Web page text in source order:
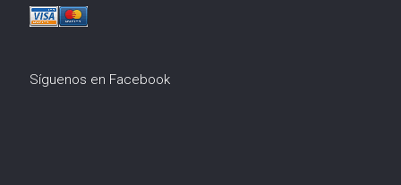
Síguenos en Facebook